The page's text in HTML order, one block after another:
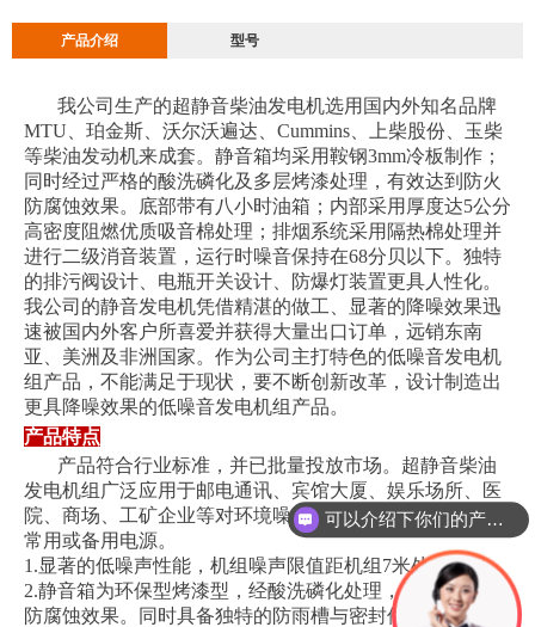
产品介绍 型号
我公司生产的超静音柴油发电机选用国内外知名品牌
MTU、珀金斯、沃尔沃遍达、Cummins、上柴股份、玉柴
等柴油发动机来成套。静音箱均采用鞍钢3mm冷板制作；
同时经过严格的酸洗磷化及多层烤漆处理，有效达到防火
防腐蚀效果。底部带有八小时油箱；内部采用厚度达5公分
高密度阻燃优质吸音棉处理；排烟系统采用隔热棉处理并
进行二级消音装置，运行时噪音保持在68分贝以下。独特
的排污阀设计、电瓶开关设计、防爆灯装置更具人性化。
我公司的静音发电机凭借精湛的做工、显著的降噪效果迅
速被国内外客户所喜爱并获得大量出口订单，远销东南
亚、美洲及非洲国家。作为公司主打特色的低噪音发电机
组产品，不能满足于现状，要不断创新改革，设计制造出
更具降噪效果的低噪音发电机组产品。
产品特点
产品符合行业标准，并已批量投放市场。超静音柴油
发电机组广泛应用于邮电通讯、宾馆大厦、娱乐场所、医
院、商场、工矿企业等对环境噪声要求严格的场所，作为
常用或备用电源。
1.显著的低噪声性能，机组噪声限值距机组7米处68分贝。
2.静音箱为环保型烤漆型，经酸洗磷化处理，可起到防火
防腐蚀效果。同时具备独特的防雨槽与密封件设计，静音
可以介绍下你们的产品么